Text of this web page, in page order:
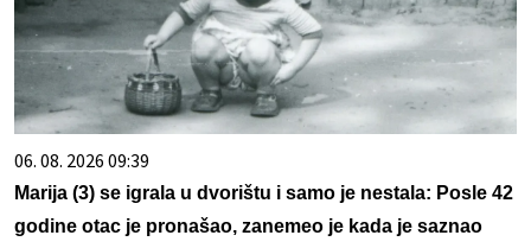
06. 08. 2026 09:39
Marija (3) se igrala u dvorištu i samo je nestala: Posle 42
godine otac je pronašao, zanemeo je kada je saznao